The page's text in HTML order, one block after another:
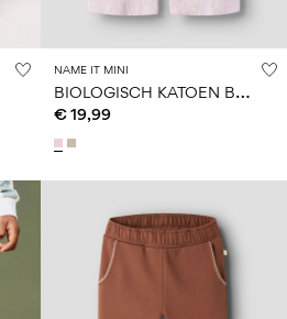
NAME IT MINI
B
IOLOGISCH KATOEN BROEK
€ 19,99